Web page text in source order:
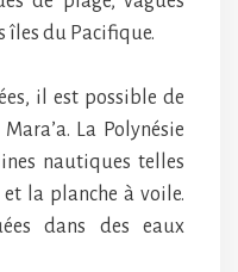
îles du Pacifique.
il est possible de
La Polynésie
nautiques telles
la planche à voile.
dans des eaux